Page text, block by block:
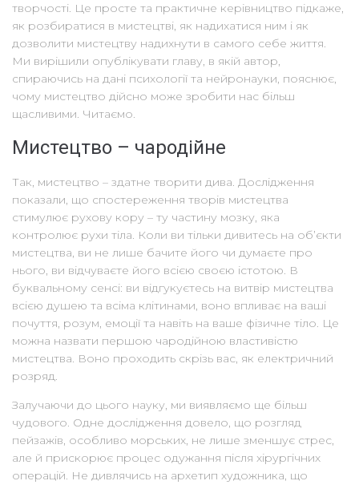
творчості. Це просте та практичне керівництво підкаже,
як розбиратися в мистецтві, як надихатися ним і як
дозволити мистецтву надихнути в самого себе життя.
Ми вирішили опублікувати главу, в якій автор,
спираючись на дані психології та нейронауки, пояснює,
чому мистецтво дійсно може зробити нас більш
щасливими. Читаємо.
Мистецтво – чародійне
Так, мистецтво – здатне творити дива. Дослідження
показали, що спостереження творів мистецтва
стимулює рухову кору – ту частину мозку, яка
контролює рухи тіла. Коли ви тільки дивитесь на об’єкти
мистецтва, ви не лише бачите його чи думаєте про
нього, ви відчуваєте його всією своєю істотою. В
буквальному сенсі: ви відгукуєтесь на витвір мистецтва
всією душею та всіма клітинами, воно впливає на ваші
почуття, розум, емоції та навіть на ваше фізичне тіло. Це
можна назвати першою чародійною властивістю
мистецтва. Воно проходить скрізь вас, як електричний
розряд.
Залучаючи до цього науку, ми виявляємо ще більш
чудового. Одне дослідження довело, що розгляд
пейзажів, особливо морських, не лише зменшує стрес,
але й прискорює процес одужання після хірургічних
операцій. Не дивлячись на архетип художника, що